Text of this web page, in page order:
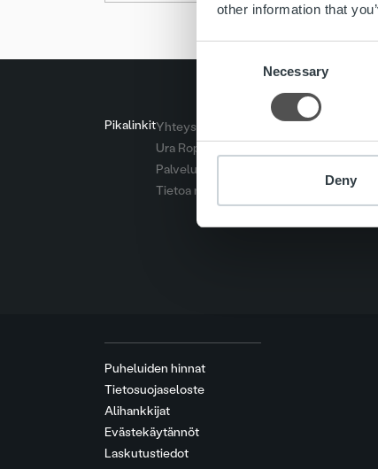
other information that
Necessary
Deny
PikalinkitYhteystiedot
Ura Ropolla
Palvelut
Tietoa meistä
Puheluiden hinnat
Tietosuojaseloste
Alihankkijat
Evästekäytännöt
Laskutustiedot